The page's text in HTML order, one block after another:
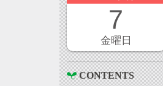
7
金曜日
CONTENTS